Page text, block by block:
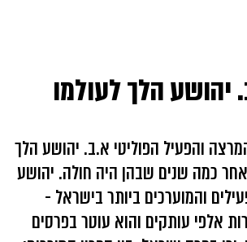
יהושע הלך לעולמו
והפעיל הפוליטי א.ב. יהושע הלך
בגיל 85 לאחר כמה שנים שבהן היה חולה. יהושע
והמוערכים ביותר בישראל -
אלפי עותקים והוא עוטר בפרסים